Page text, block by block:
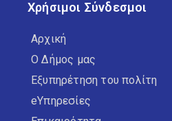
Χρήσιμοι Σύνδεσμοι
Αρχική
Ο Δήμος μας
Εξυπηρέτηση του πολίτη
eΥπηρεσίες